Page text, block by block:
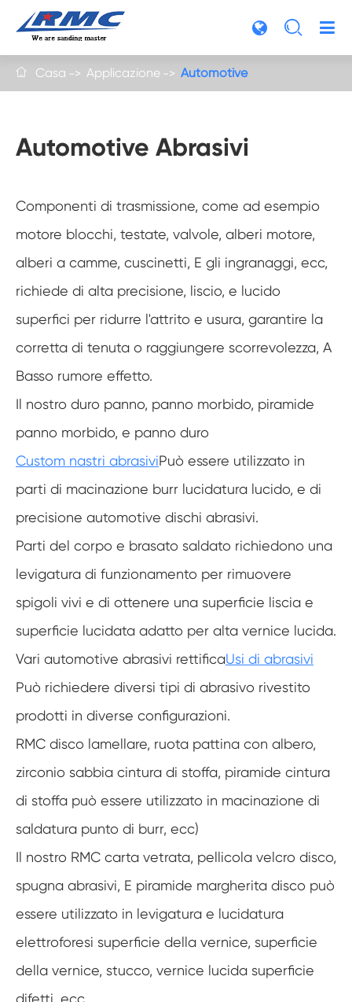

 Casa Applicazione Automotive
Automotive Abrasivi
Componenti di trasmissione, come ad esempio
motore blocchi, testate, valvole, alberi motore,
alberi a camme, cuscinetti, E gli ingranaggi, ecc,
richiede di alta precisione, liscio, e lucido
superfici per ridurre l'attrito e usura, garantire la
corretta di tenuta o raggiungere scorrevolezza, A
Basso rumore effetto.
Il nostro duro panno, panno morbido, piramide
panno morbido, e panno duro
Custom nastri abrasiviPuò essere utilizzato in
parti di macinazione burr lucidatura lucido, e di
precisione automotive dischi abrasivi.
Parti del corpo e brasato saldato richiedono una
levigatura di funzionamento per rimuovere
spigoli vivi e di ottenere una superficie liscia e
superficie lucidata adatto per alta vernice lucida.
Vari automotive abrasivi rettificaUsi di abrasivi
Può richiedere diversi tipi di abrasivo rivestito
prodotti in diverse configurazioni.
RMC disco lamellare, ruota pattina con albero,
zirconio sabbia cintura di stoffa, piramide cintura
di stoffa può essere utilizzato in macinazione di
saldatura punto di burr, ecc)
Il nostro RMC carta vetrata, pellicola velcro disco,
spugna abrasivi, E piramide margherita disco può
essere utilizzato in levigatura e lucidatura
elettroforesi superficie della vernice, superficie
della vernice, stucco, vernice lucida superficie
difetti, ecc.